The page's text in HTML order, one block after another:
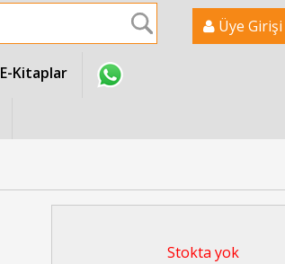
Üye Girişi
E-Kitaplar
Stokta yok